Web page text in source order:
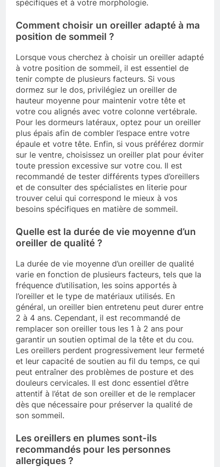
spécifiques et à votre morphologie.
Comment choisir un oreiller adapté à ma
position de sommeil ?
Lorsque vous cherchez à choisir un oreiller adapté
à votre position de sommeil, il est essentiel de
tenir compte de plusieurs facteurs. Si vous
dormez sur le dos, privilégiez un oreiller de
hauteur moyenne pour maintenir votre tête et
votre cou alignés avec votre colonne vertébrale.
Pour les dormeurs latéraux, optez pour un oreiller
plus épais afin de combler l’espace entre votre
épaule et votre tête. Enfin, si vous préférez dormir
sur le ventre, choisissez un oreiller plat pour éviter
toute pression excessive sur votre cou. Il est
recommandé de tester différents types d’oreillers
et de consulter des spécialistes en literie pour
trouver celui qui correspond le mieux à vos
besoins spécifiques en matière de sommeil.
Quelle est la durée de vie moyenne d’un
oreiller de qualité ?
La durée de vie moyenne d’un oreiller de qualité
varie en fonction de plusieurs facteurs, tels que la
fréquence d’utilisation, les soins apportés à
l’oreiller et le type de matériaux utilisés. En
général, un oreiller bien entretenu peut durer entre
2 à 4 ans. Cependant, il est recommandé de
remplacer son oreiller tous les 1 à 2 ans pour
garantir un soutien optimal de la tête et du cou.
Les oreillers perdent progressivement leur fermeté
et leur capacité de soutien au fil du temps, ce qui
peut entraîner des problèmes de posture et des
douleurs cervicales. Il est donc essentiel d’être
attentif à l’état de son oreiller et de le remplacer
dès que nécessaire pour préserver la qualité de
son sommeil.
Les oreillers en plumes sont-ils
recommandés pour les personnes
allergiques ?